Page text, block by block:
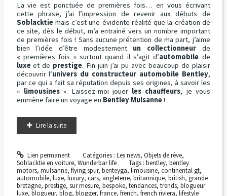
La vie est ponctuée de premières fois… en vous écrivant
cette phrase, j’ai l’impression de revenir aux débuts de
Soblacktiemais c’est une évidente réalité que la création de
ce site, dès le début, m’a entrainé vers un nombre important
de premières fois ! Sans aucune prétention de ma part, j’aime
bien l’idée d’être modestement un collectionneur de
« premières fois » surtout quand il s’agit d’automobile de
luxeet de prestige. Fin juin j’ai pu avec beaucoup de plaisir
découvrir l’univers du constructeur automobile Bentley,
par ce qui a fait sa réputation depuis ses origines, à savoir les
« limousines». Laissez-moi jouer les chauffeurs, je vous
emmène faire un voyage en Bentley Mulsanne!
Lire la suite
Lien permanent Catégories : Les news, Objets de rêve,
Soblacktie en voiture, Wunderbar life Tags :bentley,bentley
motors, mulsanne, flying spur, benteyga, limousine, continental gt,
automobile, luxe, luxury, cars, angleterre, britannique, british, grande
bretagne, prestige, sur mesure, bespoke, tendances, trends, blogueur
luxe, blogueur, blog, blogger, france, french, french riviera, lifestyle